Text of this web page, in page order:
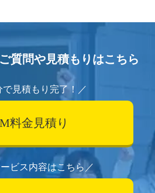
質問や見積もりはこちら
で見積もり完了！／
料金見積り
ビス内容はこちら／